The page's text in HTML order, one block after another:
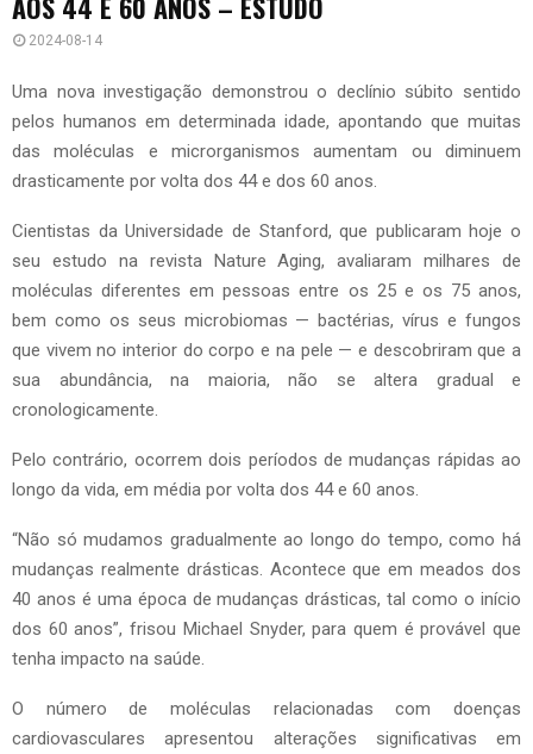
2024-08-14
Uma nova investigação demonstrou o declínio súbito sentido
pelos humanos em determinada idade, apontando que muitas
das moléculas e microrganismos aumentam ou diminuem
drasticamente por volta dos 44 e dos 60 anos.
Cientistas da Universidade de Stanford, que publicaram hoje o
seu estudo na revista Nature Aging, avaliaram milhares de
moléculas diferentes em pessoas entre os 25 e os 75 anos,
bem como os seus microbiomas — bactérias, vírus e fungos
que vivem no interior do corpo e na pele — e descobriram que a
sua abundância, na maioria, não se altera gradual e
cronologicamente.
Pelo contrário, ocorrem dois períodos de mudanças rápidas ao
longo da vida, em média por volta dos 44 e 60 anos.
“Não só mudamos gradualmente ao longo do tempo, como há
mudanças realmente drásticas. Acontece que em meados dos
40 anos é uma época de mudanças drásticas, tal como o início
dos 60 anos”, frisou Michael Snyder, para quem é provável que
tenha impacto na saúde.
O número de moléculas relacionadas com doenças
cardiovasculares apresentou alterações significativas em